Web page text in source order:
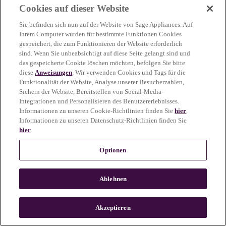
more information)
n
Cookies auf dieser Website
Sie befinden sich nun auf der Website von Sage Appliances. Auf
Ihrem Computer wurden für bestimmte Funktionen Cookies
gespeichert, die zum Funktionieren der Website erforderlich
sind. Wenn Sie unbeabsichtigt auf diese Seite gelangt sind und
das gespeicherte Cookie löschen möchten, befolgen Sie bitte
dieseAnweisungen. Wir verwenden Cookies und Tags für die
Funktionalität der Website, Analyse unserer Besucherzahlen,
Sichern der Website, Bereitstellen von Social-Media-
Integrationen und Personalisieren des Benutzererlebnisses.
Informationen zu unseren Cookie-Richtlinien finden Siehier.
Informationen zu unseren Datenschutz-Richtlinien finden Sie
hier.
Optionen
Ablehnen
Akzeptieren